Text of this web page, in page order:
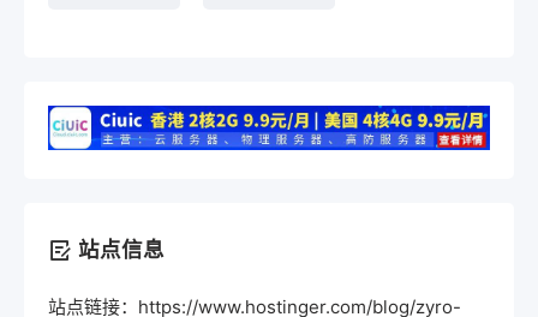
站点信息
站点链接：https://www.hostinger.com/blog/zyro-